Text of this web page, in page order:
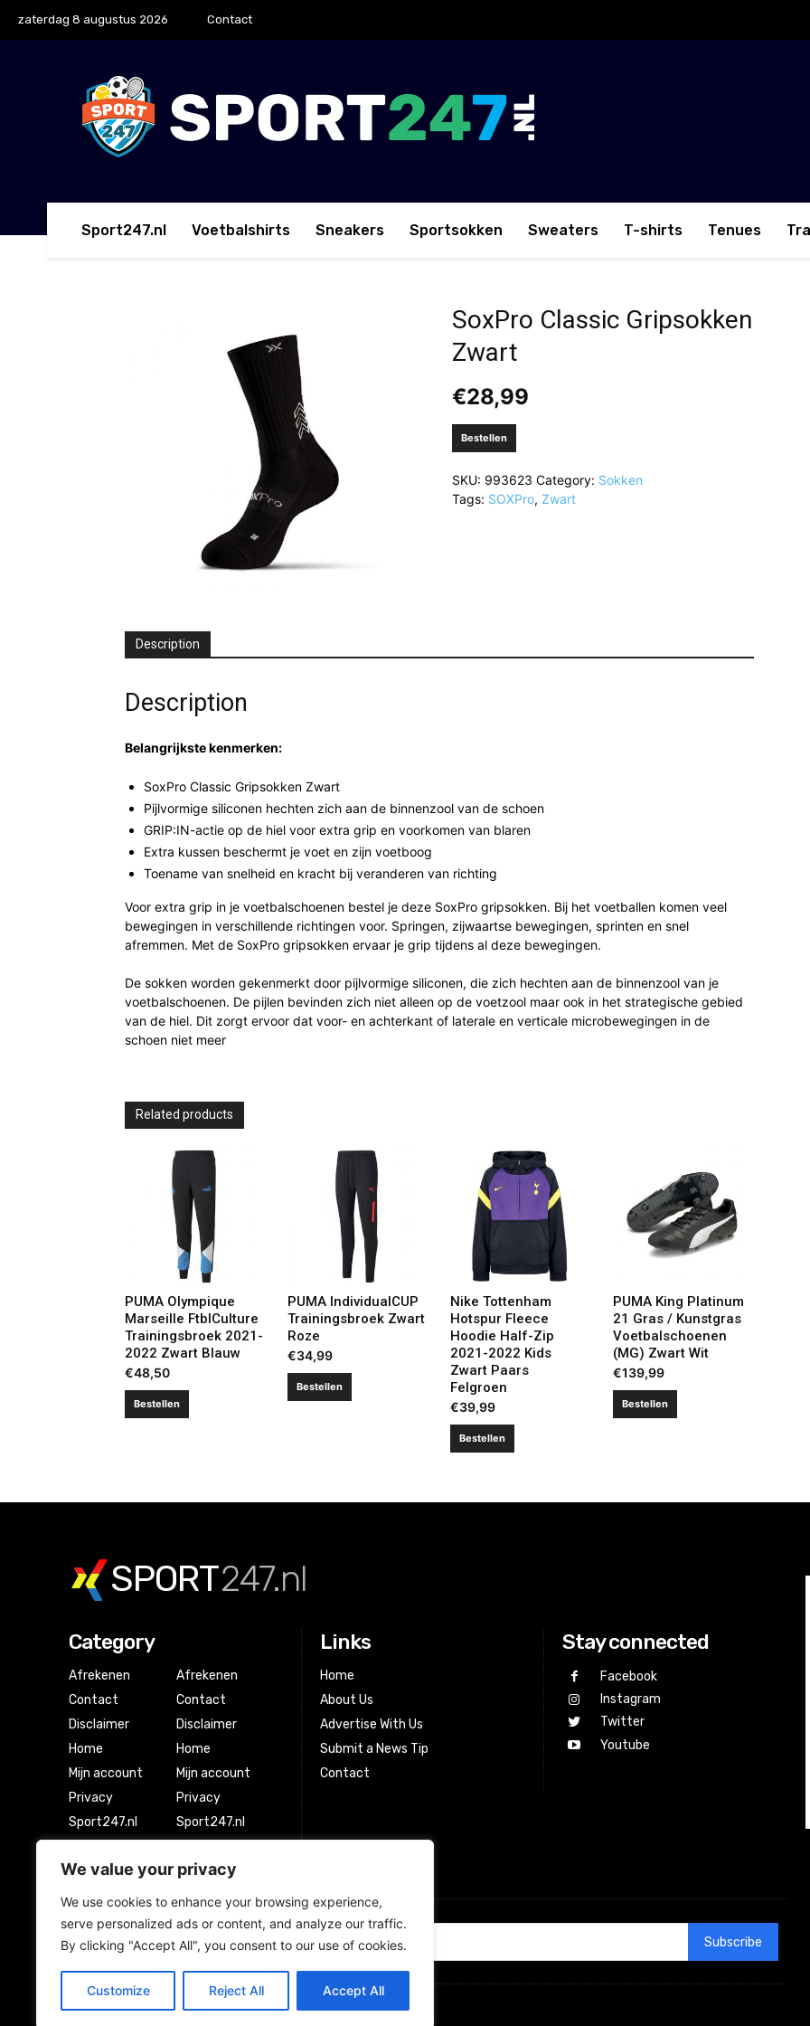
We value your privacy
We use cookies to enhance your browsing experience,
serve personalized ads or content, and analyze our traffic.
By clicking "Accept All", you consent to our use of cookies.
Customize Reject All Accept All
zaterdag 8 augustus 2026 Contact
Sport247.nl Voetbalshirts Sneakers Sportsokken Sweaters T-shirts Tenues
SoxPro Classic Gripsokken
Zwart
€28,99
Bestellen
SKU: 993623 Category: Sokken
Tags: SOXPro, Zwart
Description
Description
Belangrijkste kenmerken:
SoxPro Classic Gripsokken Zwart
Pijlvormige siliconen hechten zich aan de binnenzool van de schoen
GRIP:IN-actie op de hiel voor extra grip en voorkomen van blaren
Extra kussen beschermt je voet en zijn voetboog
Toename van snelheid en kracht bij veranderen van richting
Voor extra grip in je voetbalschoenen bestel je deze SoxPro gripsokken. Bij het voetballen komen veel
bewegingen in verschillende richtingen voor. Springen, zijwaartse bewegingen, sprinten en snel
afremmen. Met de SoxPro gripsokken ervaar je grip tijdens al deze bewegingen.
De sokken worden gekenmerkt door pijlvormige siliconen, die zich hechten aan de binnenzool van je
voetbalschoenen. De pijlen bevinden zich niet alleen op de voetzool maar ook in het strategische gebied
van de hiel. Dit zorgt ervoor dat voor- en achterkant of laterale en verticale microbewegingen in de
schoen niet meer
Related products
PUMA Olympique
Marseille FtblCulture
Trainingsbroek 2021-
2022 Zwart Blauw
€48,50
Bestellen
PUMA IndividualCUP
Trainingsbroek Zwart
Roze
€34,99
Bestellen
Nike Tottenham
Hotspur Fleece
Hoodie Half-Zip
2021-2022 Kids
Zwart Paars
Felgroen
€39,99
Bestellen
PUMA King Platinum
21 Gras / Kunstgras
Voetbalschoenen
(MG) Zwart Wit
€139,99
Bestellen
SPORT247.nl
Category
Afrekenen
Contact
Disclaimer
Home
Mijn account
Privacy
Sport247.nl
Winkelwagen
Afrekenen
Contact
Disclaimer
Home
Mijn account
Privacy
Sport247.nl
Winkelwagen
Links
Home
About Us
Advertise With Us
Submit a News Tip
Contact
Stay connected
Facebook
Instagram
Twitter
Youtube
Newsletter Signup Subscribe